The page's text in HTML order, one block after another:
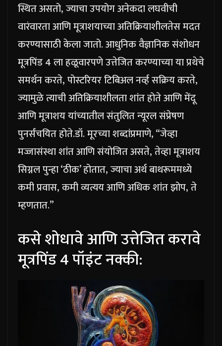
स्थित असतो, ज्याचा उपयोग अनेकदा लघवीची
वारंवारता आणि मूत्राशयाच्या अतिक्रियाशीलतेस मदत
करण्यासाठी केला जातो.आधुनिक वैज्ञानिक संशोधन
मूत्रपिंड 4 ला हळूवारपणे उत्तेजित करण्याच्या या प्रथेचे
समर्थन करते, पोस्टरियर टिबिअल नर्व्ह सक्रिय करते,
ज्यामुळे त्याची अतिक्रियाशीलता शांत होते आणि मेंदू
आणि मूत्राशय यांच्यातील संतुलित न्यूरल संप्रेषण
पुनर्संचयित होते.डॉ. मूरच्या शब्दांप्रमाणे, “जेव्हा
मज्जासंस्था शांत आणि संयोजित असते, तेव्हा मूत्राशय
सिग्नल पुन्हा ‘ठीक’ होतात, ज्याचा अर्थ बाथरूममध्ये
कमी प्रवास, कमी व्यत्यय आणि अधिक शांत झोप, ते
म्हणतात.”
कसे शोधावे आणि उत्तेजित करावे
मूत्रपिंड 4 पॉइंटनक्की: